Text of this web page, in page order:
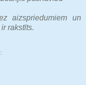
aizspriedumiem un
rakstīts.